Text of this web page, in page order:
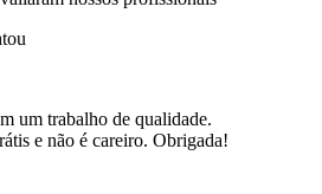
um trabalho de qualidade.
e não é careiro. Obrigada!